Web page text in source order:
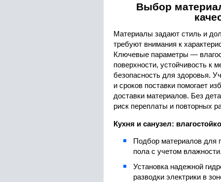
Выбор
Материалы задают стиль и
требуют внимания к
Ключевые параметры —
поверхности, устойчивость к
безопасность для здоровья.
и сроков поставки помогает
доставки материалов. Без
риск переплаты и повторных
Кухня и санузел:
Подбор материалов для
пола с учетом
Установка надежной
разводки электрики в